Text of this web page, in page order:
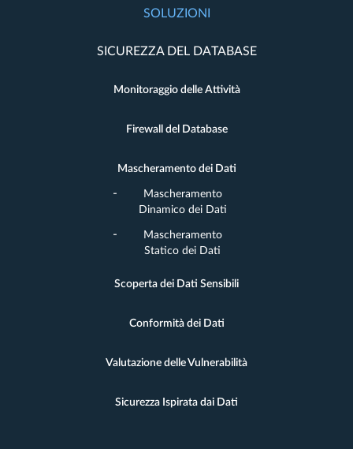
SOLUZIONI
SICUREZZA DEL DATABASE
Monitoraggio delle Attività
Firewall del Database
Mascheramento dei Dati
Mascheramento
Dinamico dei Dati
Mascheramento
Statico dei Dati
Scoperta dei Dati Sensibili
Conformità dei Dati
Valutazione delle Vulnerabilità
Sicurezza Ispirata dai Dati